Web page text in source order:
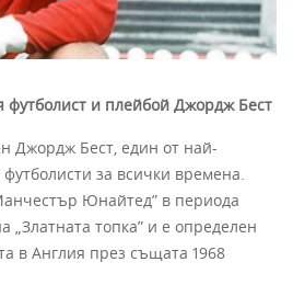
футболист и плейбой Джордж Бест
Джордж Бест, един от най-
за всички времена.
Юнайтед” в периода
„Златната топка” и е определен
в Англия през същата 1968